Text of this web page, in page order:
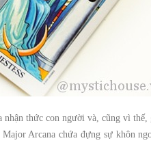
thức con người và, cũng vì thế,
Arcana chứa đựng sự khôn